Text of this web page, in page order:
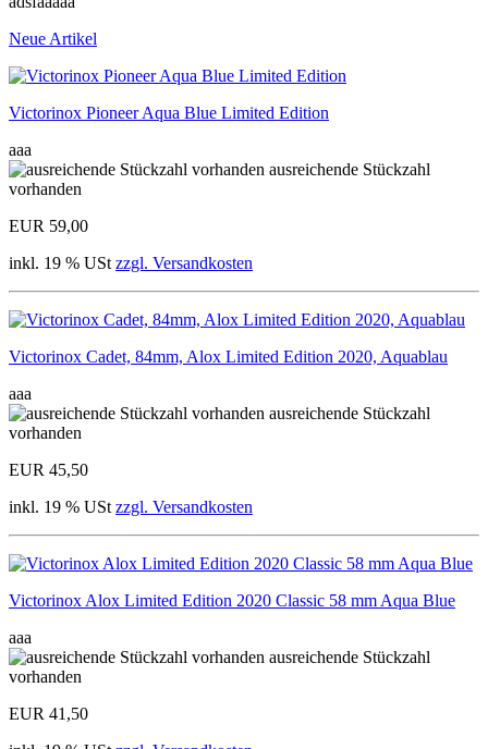
Neue Artikel
Victorinox Pioneer Aqua Blue Limited Edition
aaa
ausreichende Stückzahl
vorhanden
EUR 59,00
inkl. 19 % USt zzgl. Versandkosten
Victorinox Cadet, 84mm, Alox Limited Edition 2020, Aquablau
aaa
ausreichende Stückzahl
vorhanden
EUR 45,50
inkl. 19 % USt zzgl. Versandkosten
Victorinox Alox Limited Edition 2020 Classic 58 mm Aqua Blue
aaa
ausreichende Stückzahl
vorhanden
EUR 41,50